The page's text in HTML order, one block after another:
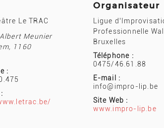
Le TRAC
Meunier
, 1160
:
Organisateur
Ligue
Professionnelle
Bruxelles
Téléphone :
0475/46.61.88
E-mail :
info@impro-lip.be
Site Web :
www.impro-lip.be